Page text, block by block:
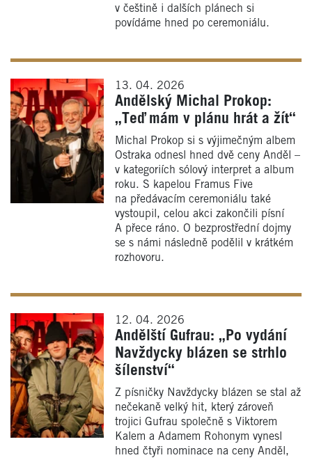
v češtině i dalších plánech si
povídáme hned po ceremoniálu.
13. 04. 2026
Andělský Michal Prokop:
„Teď mám v plánu hrát a žít“
Michal Prokop si s výjimečným albem
Ostraka odnesl hned dvě ceny Anděl –
v kategoriích sólový interpret a album
roku. S kapelou Framus Five
na předávacím ceremoniálu také
vystoupil, celou akci zakončili písní
A přece ráno. O bezprostřední dojmy
se s námi následně podělil v krátkém
rozhovoru.
12. 04. 2026
Andělští Gufrau: „Po vydání
Navždycky blázen se strhlo
šílenství“
Z písničky Navždycky blázen se stal až
nečekaně velký hit, který zároveň
trojici Gufrau společně s Viktorem
Kalem a Adamem Rohonym vynesl
hned čtyři nominace na ceny Anděl,